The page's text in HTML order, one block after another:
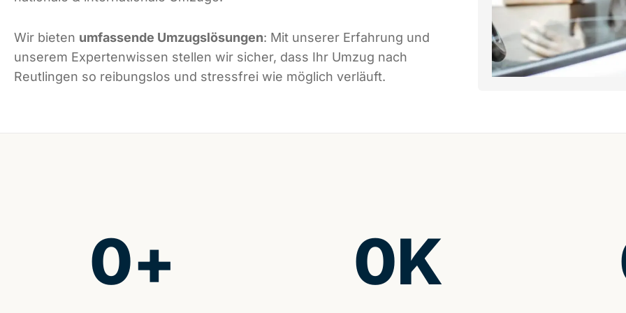
Wir bieten umfassende Umzugslösungen: Mit unserer Erfahrung und
unserem Expertenwissen stellen wir sicher, dass Ihr Umzug nach
Reutlingen so reibungslos und stressfrei wie möglich verläuft.
0+ 0K